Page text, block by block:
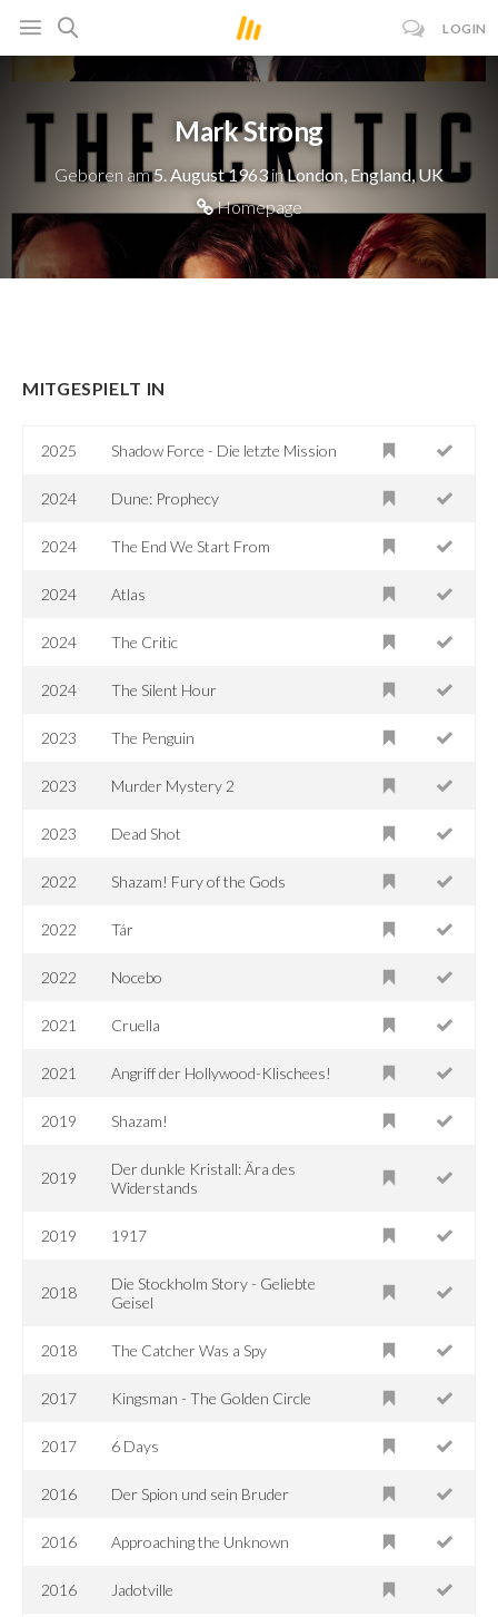
LOGIN
Mark Strong
Geboren am5. August 1963 inLondon, England, UK
Homepage
MITGESPIELT IN
2025 Shadow Force - Die letzte Mission
2024 Dune: Prophecy
2024 The End We Start From
2024 Atlas
2024 The Critic
2024 The Silent Hour
2023 The Penguin
2023 Murder Mystery 2
2023 Dead Shot
2022 Shazam! Fury of the Gods
2022 Tár
2022 Nocebo
2021 Cruella
2021 Angriff der Hollywood-Klischees!
2019 Shazam!
2019
Der dunkle Kristall: Ära des
Widerstands
2019 1917
2018
Die Stockholm Story - Geliebte
Geisel
2018 The Catcher Was a Spy
2017 Kingsman - The Golden Circle
2017 6 Days
2016 Der Spion und sein Bruder
2016 Approaching the Unknown
2016 Jadotville